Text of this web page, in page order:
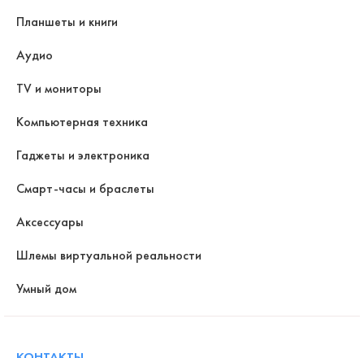
Планшеты и книги
Аудио
TV и мониторы
Компьютерная техника
Гаджеты и электроника
Смарт-часы и браслеты
Аксессуары
Шлемы виртуальной реальности
Умный дом